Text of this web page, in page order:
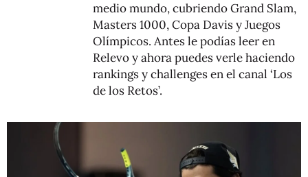
medio mundo, cubriendo Grand Slam,
Masters 1000, Copa Davis y Juegos
Olímpicos. Antes le podías leer en
Relevo y ahora puedes verle haciendo
rankings y challenges en el canal ‘Los
de los Retos’.